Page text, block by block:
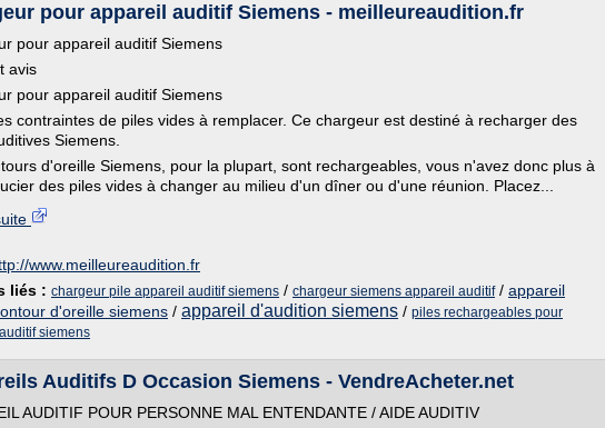
pour appareil auditif Siemens - meilleureaudition.fr
pour appareil auditif Siemens
avis
pour appareil auditif Siemens
contraintes de piles vides à remplacer. Ce chargeur est destiné à recharger des
Siemens.
d'oreille Siemens, pour la plupart, sont rechargeables, vous n'avez donc plus à
des piles vides à changer au milieu d'un dîner ou d'une réunion. Placez...
www.meilleureaudition.fr
liés : chargeur pile appareil auditif siemens / chargeur siemens appareil auditif/ appareil
d'oreille siemens / appareil d'audition siemens / piles rechargeables pour
siemens
Auditifs D Occasion Siemens - VendreAcheter.net
AUDITIF POUR PERSONNE MAL ENTENDANTE / AIDE AUDITIV